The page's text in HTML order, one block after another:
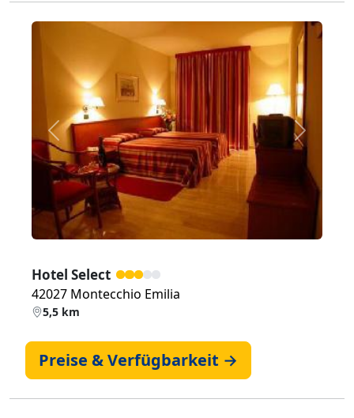
Zurück Weiter
Hotel Select
42027 Montecchio Emilia
5,5 km
Preise & Verfügbarkeit →